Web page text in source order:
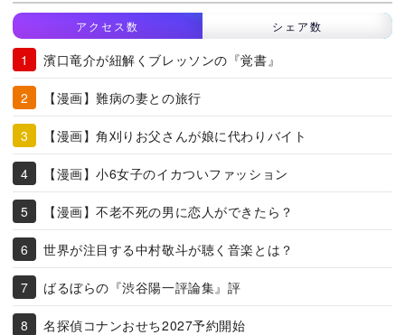
アクセス数 シェア数
濱口竜介が紐解くブレッソンの『覚書』
【漫画】難病の妻との旅行
【漫画】角刈りお父さんが娘に代わりバイト
【漫画】小6女子のイカついファッション
【漫画】不老不死の男に恋人ができたら？
世界が注目する中村敬斗が聴く音楽とは？
ばるぼらの『渋谷陽一評論集』評
名探偵コナンおせち2027予約開始